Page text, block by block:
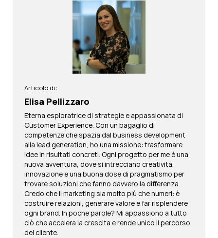
Articolo di:
Elisa Pellizzaro
Eterna esploratrice di strategie e appassionata di
Customer Experience. Con un bagaglio di
competenze che spazia dal business development
alla lead generation, ho una missione: trasformare
idee in risultati concreti. Ogni progetto per me è una
nuova avventura, dove si intrecciano creatività,
innovazione e una buona dose di pragmatismo per
trovare soluzioni che fanno davvero la differenza.
Credo che il marketing sia molto più che numeri: è
costruire relazioni, generare valore e far risplendere
ogni brand. In poche parole? Mi appassiono a tutto
ciò che accelera la crescita e rende unico il percorso
del cliente.